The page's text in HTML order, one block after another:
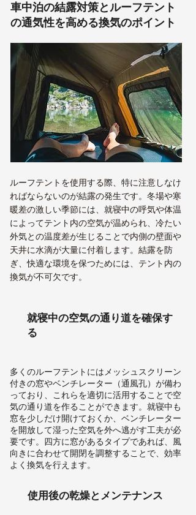
車中泊の結露対策とルーフテント
の通気性を高める換気のポイント
ルーフテントを使用する際、特に注意しなけ
ればならないのが結露の発生です。冬場や寒
暖差の激しい季節には、就寝中の呼気や体温
によってテント内の空気が温められ、冷たい
外気との温度差が生じることで内側の壁面や
天井に水滴が大量に付着します。結露を防
ぎ、快適な環境を保つためには、テント内の
換気が不可欠です。
就寝中の空気の通り道を確保す
る
多くのルーフテントにはメッシュスクリーン
付きの窓やベンチレーター（通風孔）が備わ
っており、これらを適切に活用することで空
気の通り道を作ることができます。就寝中も
窓を少しだけ開けておくか、ベンチレーター
を開放して湿った空気を外へ逃がす工夫が必
要です。四方に窓があるタイプであれば、風
向きに合わせて開閉を調整することで、効率
よく換気を行えます。
使用後の乾燥とメンテナンス